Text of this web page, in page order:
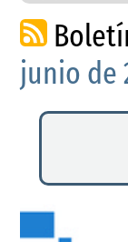
junio de